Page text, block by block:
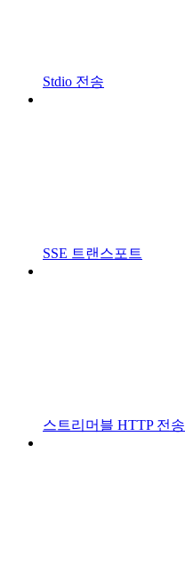
Stdio 전송
SSE 트랜스포트
스트리머블 HTTP 전송